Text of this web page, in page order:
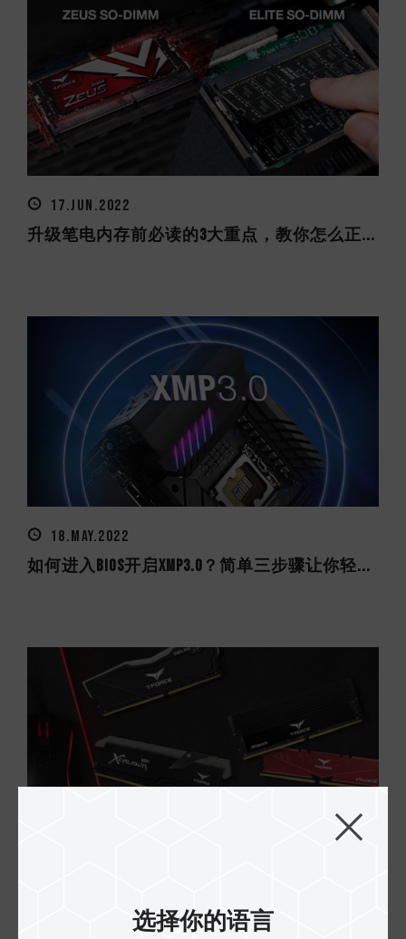
17.JUN.2022
升级笔电内存前必读的3大重点，教你怎么正...
18.MAY.2022
如何进入BIOS开启XMP3.0？简单三步骤让你轻...
选择你的语言